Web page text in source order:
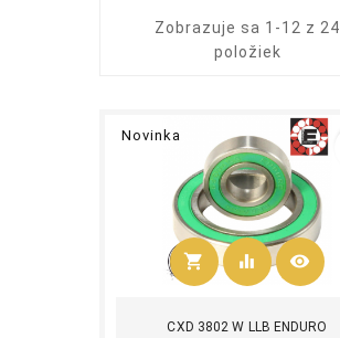
Zobrazuje sa 1-12 z 24
položiek
Novinka
shopping_cart
Kúpiť
equalizer visibility
CXD 3802 W LLB ENDURO